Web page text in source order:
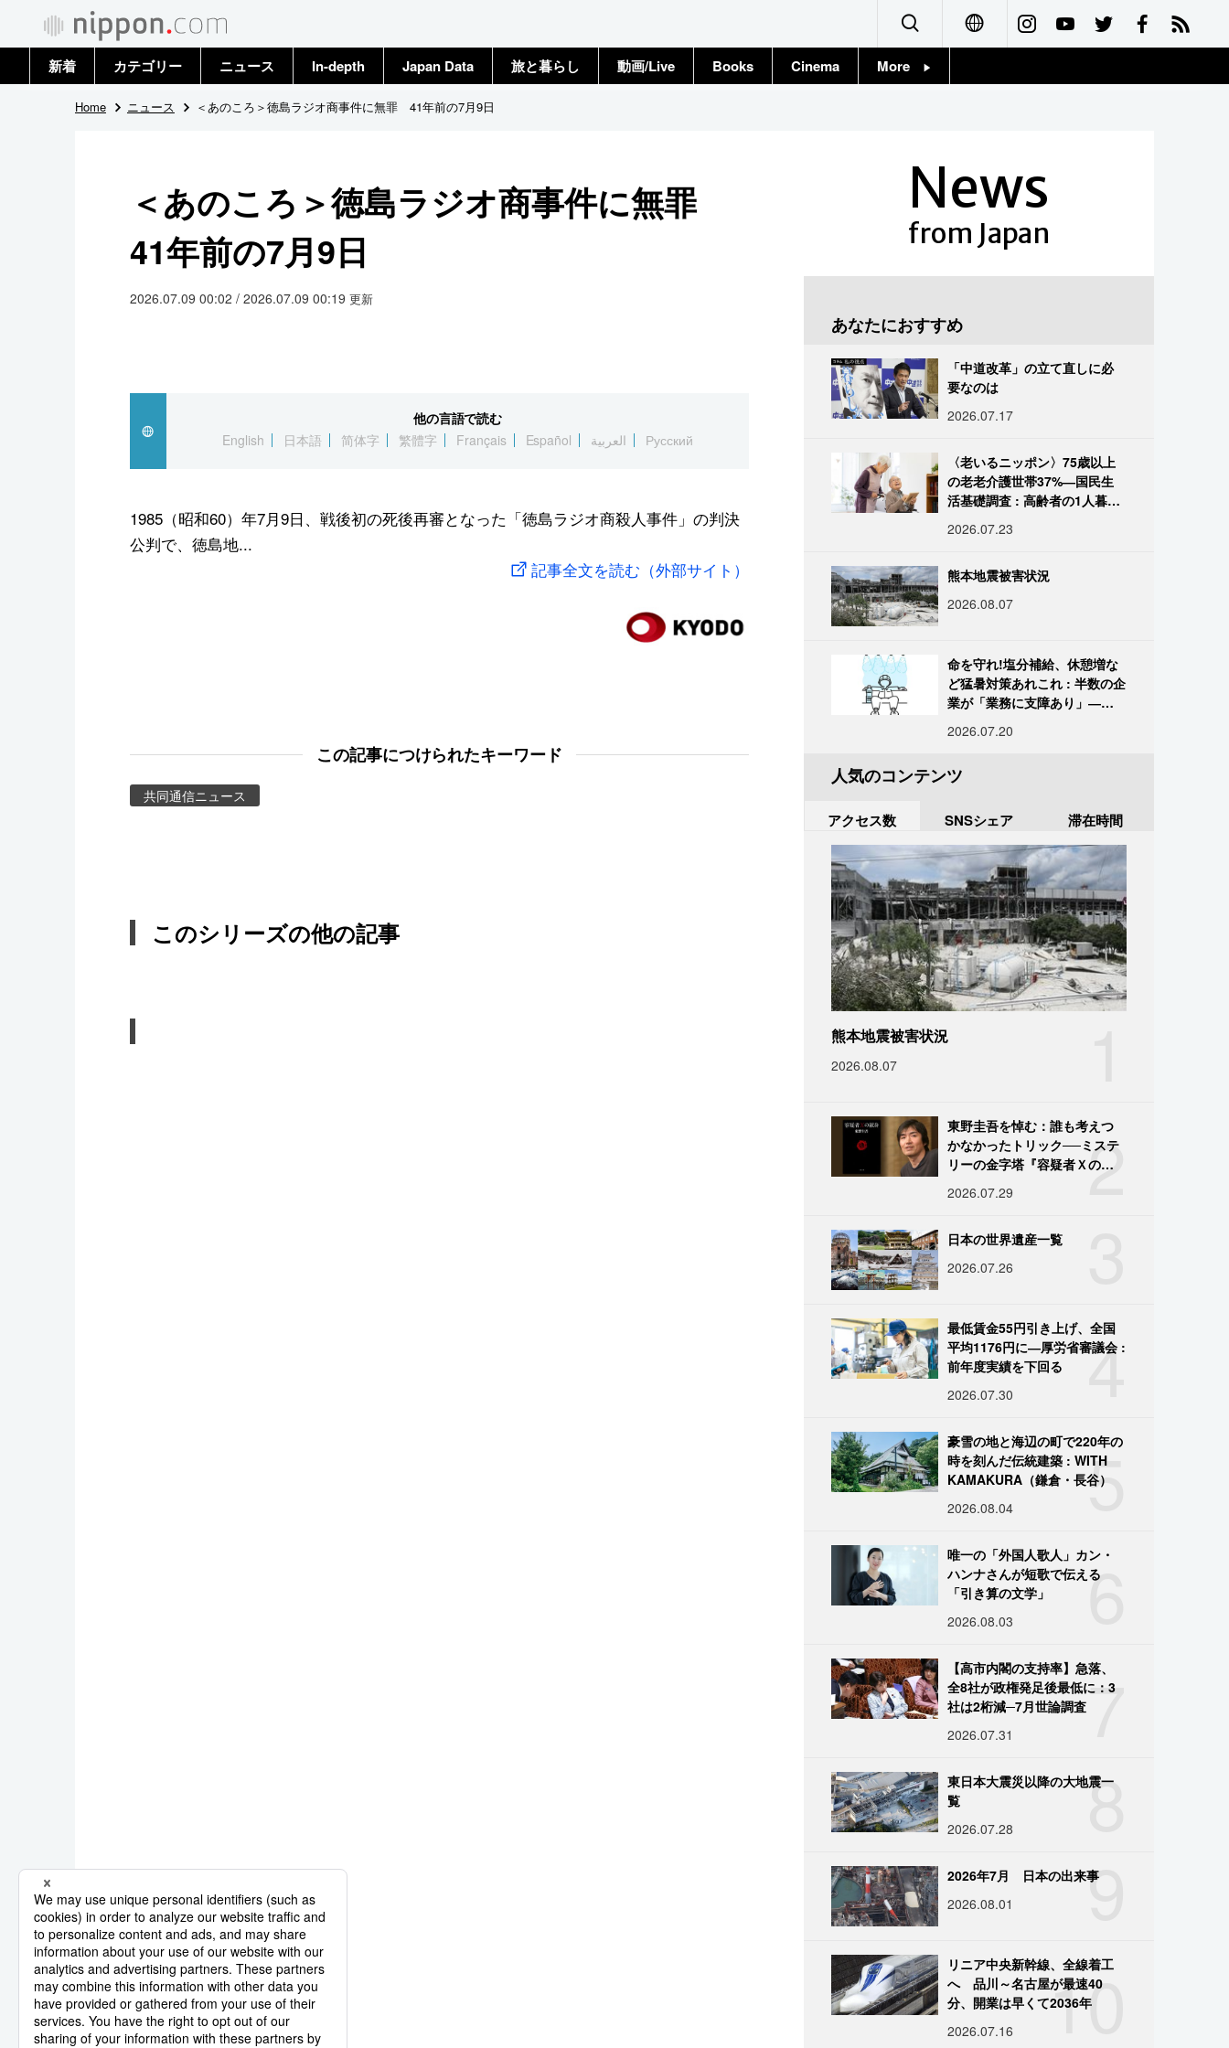
Français
新着 カテゴリー
政治・外交
国際
社会
文化
スポーツ・東京2020
ニュース
トップ
In-depth Japan Data 旅と暮らし 動画/Live Books Cinema More
Home ニュース ＜あのころ＞徳島ラジオ商事件に無罪 41年前の7月9日
＜あのころ＞徳島ラジオ商事件に無罪
41年前の7月9日
2026.07.09 00:02 / 2026.07.09 00:19 更新
他の言語で読む
English
日本語 简体字 繁體字 Français Español العربية Русский
1985（昭和60）年7月9日、戦後初の死後再審となった「徳島ラジオ商殺人事件」の判決
公判で、徳島地...
記事全文を読む（外部サイト）
この記事につけられたキーワード
共同通信ニュース
このシリーズの他の記事
News
from Japan
あなたにおすすめ
「中道改革」の立て直しに必
要なのは
2026.07.17
〈老いるニッポン〉75歳以上
の老老介護世帯37%―国民生
活基礎調査 : 高齢者の1人暮ら
2026.07.23
熊本地震被害状況
2026.08.07
命を守れ!塩分補給、休憩増な
ど猛暑対策あれこれ : 半数の企
業が「業務に支障あり」―帝
2026.07.20
人気のコンテンツ
アクセス数 SNSシェア 滞在時間
熊本地震被害状況
2026.08.07
2
東野圭吾を悼む：誰も考えつ
かなかったトリック──ミステ
リーの金字塔『容疑者Ｘの献
2026.07.29
日本の世界遺産一覧
2026.07.26
4
最低賃金55円引き上げ、全国
平均1176円に―厚労省審議会 :
前年度実績を下回る
2026.07.30
5
豪雪の地と海辺の町で220年の
時を刻んだ伝統建築 : WITH
KAMAKURA（鎌倉・長谷）
2026.08.04
6
唯一の「外国人歌人」カン・
ハンナさんが短歌で伝える
「引き算の文学」
2026.08.03
7
【高市内閣の支持率】急落、
全8社が政権発足後最低に：3
社は2桁減─7月世論調査
2026.07.31
8
東日本大震災以降の大地震一
覧
2026.07.28
9
2026年7月 日本の出来事
2026.08.01
10
リニア中央新幹線、全線着工
へ 品川～名古屋が最速40
分、開業は早くて2036年
2026.07.16